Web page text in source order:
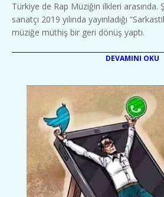
Türkiye de Rap Müziğin ilkleri arasında.
sanatçı 2019 yılında yayınladığı
müziğe müthiş bir geri dönüş yaptı.
DEVAMINI OKU